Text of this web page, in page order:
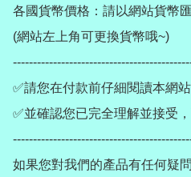
各國貨幣價格：請以網站貨幣匯
(網站左上角可更換貨幣哦~)
✅請您在付款前仔細閱讀本網
✅並確認您已完全理解並接受
如果您對我們的產品有任何疑